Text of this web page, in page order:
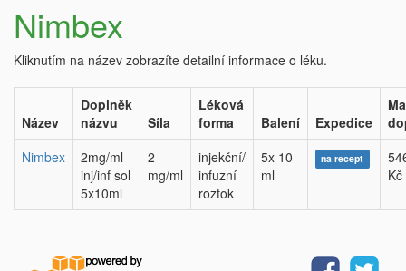
Nimbex
Kliknutím na název zobrazíte detailní informace o léku.
Název
Doplněk
názvu
Síla
Léková
forma
Balení Expedice
Nimbex
2mg/ml
inj/inf sol
5x10ml
2
mg/ml
injekční/
infuzní
roztok
5x 10
ml
na recept
Kč